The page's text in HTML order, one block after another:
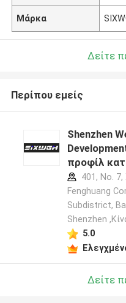
Μάρκα
Δείτε
Περίπου εμείς
Shenzhen
προφίλ
401, No. 7,
Fenghuang
Subdistrict,
Shenzhen
5.0
Δείτε